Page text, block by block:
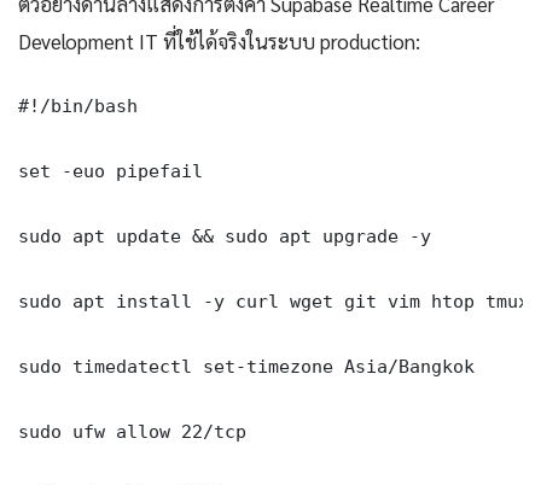
Development IT ที่ใช้ได้จริงในระบบ production:
#!/bin/bash
set -euo pipefail
sudo apt update && sudo apt upgrade -y
sudo apt install -y curl wget git vim htop tmux
sudo timedatectl set-timezone Asia/Bangkok
sudo ufw allow 22/tcp